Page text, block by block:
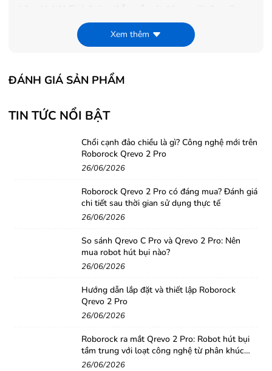
"hầm hố" nhưng kích thước và trọng lượng tương đối gọn nhẹ dễ
Thiết bị có tốc độ 300 Mbps (băng tần 2.4 GHz) và 867 Mbps
Hai băng tần hỗ trợ lẫn nhau giúp việc phát WiFi trở nên hiệu quả
giảm hiện tượng bị giật lag, băng tần 2.4 GHz giúp không gian phủ
sóng được rộng hơn những thiết bị ở khoảng cách xa vẫn bắt
"Bộ não" mạnh mẽ, thiết bị tích hợp nhiều tính năng thông minh
Xem thêm
ĐÁNH GIÁ SẢN PHẨM
TIN TỨC NỔI BẬT
Chổi cạnh đảo chiều là gì? Công nghệ mới trên
Roborock Qrevo 2 Pro
26/06/2026
Roborock Qrevo 2 Pro có đáng mua? Đánh giá
chi tiết sau thời gian sử dụng thực tế
26/06/2026
So sánh Qrevo C Pro và Qrevo 2 Pro: Nên
mua robot hút bụi nào?
26/06/2026
Hướng dẫn lắp đặt và thiết lập Roborock
Qrevo 2 Pro
26/06/2026
Roborock ra mắt Qrevo 2 Pro: Robot hút bụi
tầm trung với loạt công nghệ từ phân khúc
cao cấp
26/06/2026